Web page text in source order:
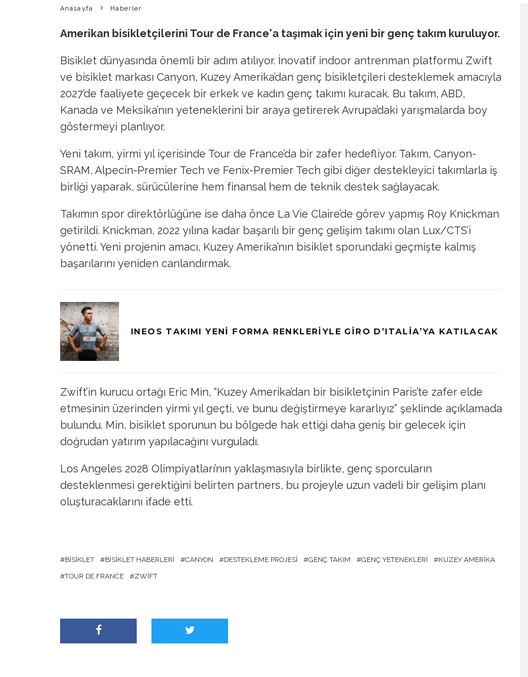
Anasayfa Haberler
Amerikan bisikletçilerini Tour de France'a taşımak için yeni bir genç takım kuruluyor.
Bisiklet dünyasında önemli bir adım atılıyor. İnovatif indoor antrenman platformu Zwift
ve bisiklet markası Canyon, Kuzey Amerika’dan genç bisikletçileri desteklemek amacıyla
2027’de faaliyete geçecek bir erkek ve kadın genç takımı kuracak. Bu takım, ABD,
Kanada ve Meksika’nın yeteneklerini bir araya getirerek Avrupa’daki yarışmalarda boy
göstermeyi planlıyor.
Yeni takım, yirmi yıl içerisinde Tour de France’da bir zafer hedefliyor. Takım, Canyon-
SRAM, Alpecin-Premier Tech ve Fenix-Premier Tech gibi diğer destekleyici takımlarla iş
birliği yaparak, sürücülerine hem finansal hem de teknik destek sağlayacak.
Takımın spor direktörlüğüne ise daha önce La Vie Claire’de görev yapmış Roy Knickman
getirildi. Knickman, 2022 yılına kadar başarılı bir genç gelişim takımı olan Lux/CTS’i
yönetti. Yeni projenin amacı, Kuzey Amerika’nın bisiklet sporundaki geçmişte kalmış
başarılarını yeniden canlandırmak.
INEOS TAKIMI YENI FORMA RENKLERIYLE GIRO D’ITALIA’YA KATILACAK
Zwift’in kurucu ortağı Eric Min, “Kuzey Amerika’dan bir bisikletçinin Paris’te zafer elde
etmesinin üzerinden yirmi yıl geçti, ve bunu değiştirmeye kararlıyız” şeklinde açıklamada
bulundu. Min, bisiklet sporunun bu bölgede hak ettiği daha geniş bir gelecek için
doğrudan yatırım yapılacağını vurguladı.
Los Angeles 2028 Olimpiyatları’nın yaklaşmasıyla birlikte, genç sporcuların
desteklenmesi gerektiğini belirten partners, bu projeyle uzun vadeli bir gelişim planı
oluşturacaklarını ifade etti.
BISIKLET BISIKLET HABERLERI CANYON DESTEKLEME PROJESI GENÇ TAKIM GENÇ YETENEKLERI
KUZEY AMERIKA
TOUR DE FRANCE
ZWIFT